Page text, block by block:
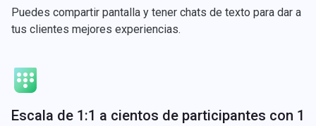
Puedes compartir pantalla y tener chats de texto para dar a
tus clientes mejores experiencias.
Escala de 1:1 a cientos de participantes con 1